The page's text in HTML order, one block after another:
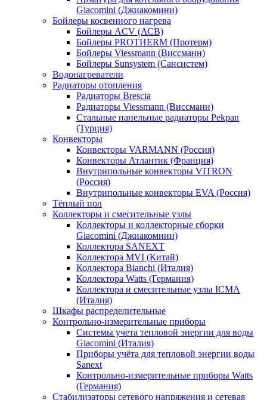
Giacomini (Джиакомини)
Бойлеры косвенного нагрева
Бойлеры ACV (АСВ)
Бойлеры PROTHERM (Протерм)
Бойлеры Viessmann (Виссманн)
Бойлеры Sunsystem (Сансистем)
Водонагреватели
Радиаторы отопления
Радиаторы Brescia
Радиаторы Viessmann (Виссманн)
Стальные панельные радиаторы Pekpan
(Турция)
Конвекторы
Конвекторы VARMANN (Россия)
Конвекторы Атлантик (Франция)
Внутрипольные конвекторы VITRON
(Россия)
Внутрипольные конвекторы EVA (Россия)
Тёплый пол
Коллекторы и смесительные узлы
Коллекторы и коллекторные сборки
Giacomini (Джиакомини)
Коллектора SANEXT
Коллектора MVI (Китай)
Коллектора Bianchi (Италия)
Коллектора Watts (Германия)
Коллектора и смесительные узлы ICMA
(Италия)
Шкафы распределительные
Контрольно-измерительные приборы
Системы учета тепловой энергии для воды
Giacomini (Италия)
Приборы учёта для тепловой энергии воды
Sanext
Контрольно-измерительные приборы Watts
(Германия)
Стабилизаторы сетевого напряжения и сетевая